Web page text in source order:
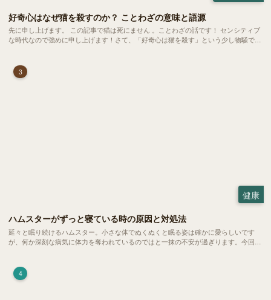
好奇心はなぜ猫を殺すのか？ ことわざの意味と語源
先に申し上げます。 この記事で猫は死にません 。ことわざの話です！ センシティブ
な時代なので強めに申し上げます！さて、「好奇心は猫を殺す」という少し物騒で、
3
健康
ハムスターがずっと寝ている時の原因と対処法
延々と眠り続けるハムスター。小さな体でぬくぬくと眠る姿は確かに愛らしいです
が、何か深刻な病気に体力を奪われているのではと一抹の不安が過ぎります。今回
4